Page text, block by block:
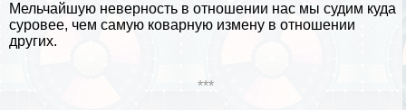
Мельчайшую неверность в отношении нас мы судим куда
суровее, чем самую коварную измену в отношении
других.
***